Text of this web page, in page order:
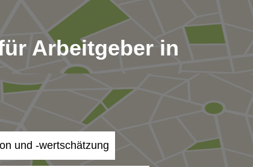
Arbeitgeber in
und -wertschätzung